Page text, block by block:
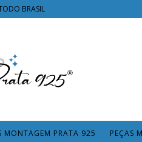
BRASIL
MONTAGEM PRATA 925 PEÇAS